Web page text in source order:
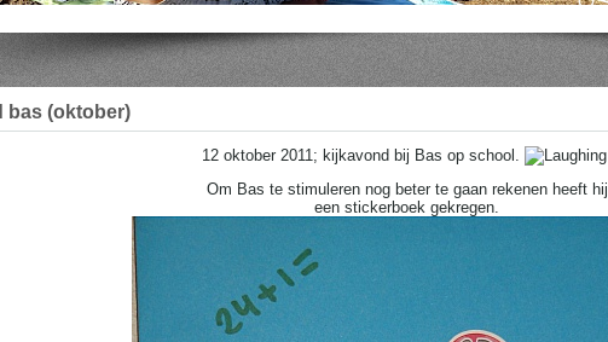
bas (oktober)
12 oktober 2011; kijkavond bij Bas op school.
Om Bas te stimuleren nog beter te gaan rekenen heeft hij
een stickerboek gekregen.